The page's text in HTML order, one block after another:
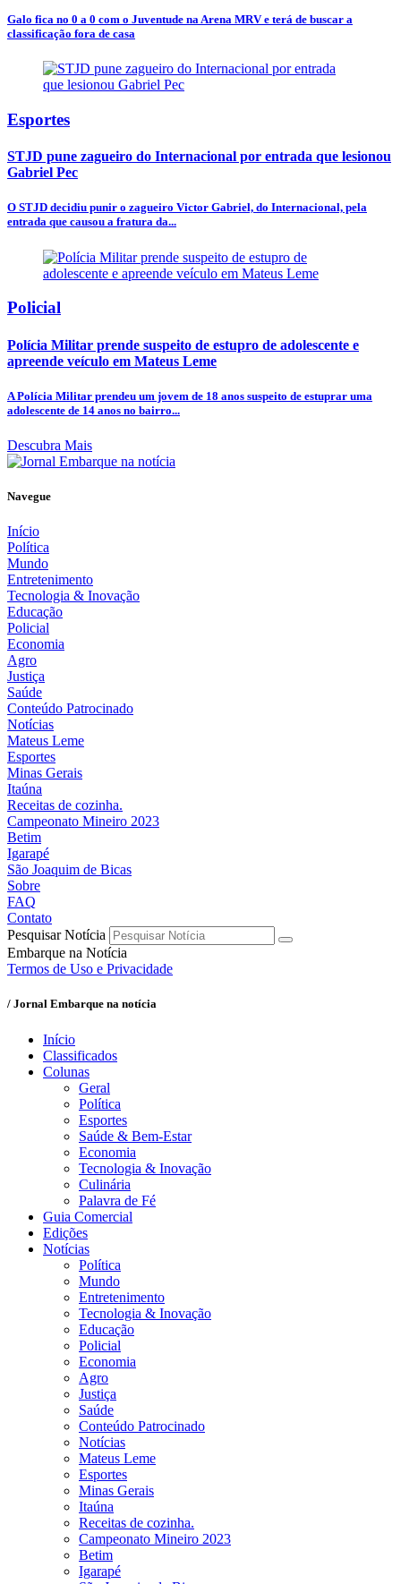
Galo fica no 0 a 0 com o Juventude na Arena MRV e terá de buscar a
classificação fora de casa
Esportes
STJD pune zagueiro do Internacional por entrada que lesionou
Gabriel Pec
O STJD decidiu punir o zagueiro Victor Gabriel, do Internacional, pela
entrada que causou a fratura da...
Policial
Polícia Militar prende suspeito de estupro de adolescente e
apreende veículo em Mateus Leme
A Polícia Militar prendeu um jovem de 18 anos suspeito de estuprar uma
adolescente de 14 anos no bairro...
Descubra Mais
Navegue
Início
Política
Mundo
Entretenimento
Tecnologia & Inovação
Educação
Policial
Economia
Agro
Justiça
Saúde
Conteúdo Patrocinado
Notícias
Mateus Leme
Esportes
Minas Gerais
Itaúna
Receitas de cozinha.
Campeonato Mineiro 2023
Betim
Igarapé
São Joaquim de Bicas
Sobre
FAQ
Contato
Pesquisar Notícia
Embarque na Notícia
Termos de Uso e Privacidade
/ Jornal Embarque na notícia
Início
Classificados
Colunas
Geral
Política
Esportes
Saúde & Bem-Estar
Economia
Tecnologia & Inovação
Culinária
Palavra de Fé
Guia Comercial
Edições
Notícias
Política
Mundo
Entretenimento
Tecnologia & Inovação
Educação
Policial
Economia
Agro
Justiça
Saúde
Conteúdo Patrocinado
Notícias
Mateus Leme
Esportes
Minas Gerais
Itaúna
Receitas de cozinha.
Campeonato Mineiro 2023
Betim
Igarapé